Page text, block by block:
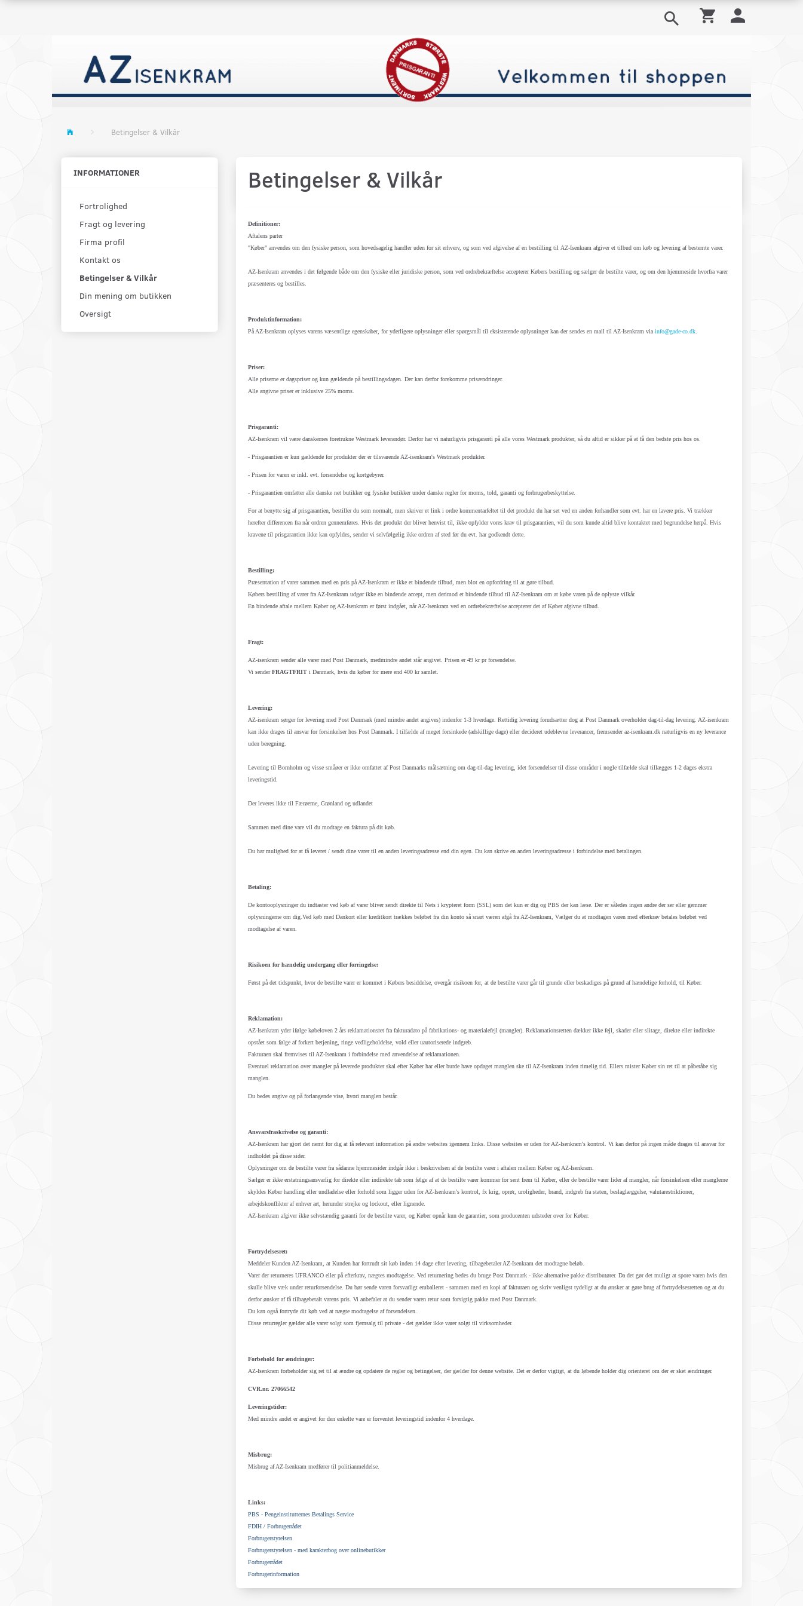
Betingelser & Vilkår
INFORMATIONER
Fortrolighed
Fragt og levering
Firma profil
Kontakt os
Betingelser & Vilkår
Din mening om butikken
Oversigt
Betingelser & Vilkår
Definitioner:
Aftalens parter
"Køber" anvendes om den fysiske person, som hovedsagelig handler uden for sit erhverv, og som ved afgivelse af en bestilling til AZ-Isenkram afgiver et tilbud om køb og levering af bestemte varer.
AZ-Isenkram anvendes i det følgende både om den fysiske eller juridiske person, som ved ordrebekræftelse accepterer Købers bestilling og sælger de bestilte varer, og om den hjemmeside hvorfra varer
præsenteres og bestilles.
Produktinformation:
På AZ-Isenkram oplyses varens væsentlige egenskaber, for yderligere oplysninger eller spørgsmål til eksisterende oplysninger kan der sendes en mail til AZ-Isenkram via info@gade-co.dk.
Priser:
Alle priserne er dagspriser og kun gældende på bestillingsdagen. Der kan derfor forekomme prisændringer.
Alle angivne priser er inklusive 25% moms.
Prisgaranti:
AZ-Isenkram vil være danskernes foretrukne Westmark leverandør. Derfor har vi naturligvis prisgaranti på alle vores Westmark produkter, så du altid er sikker på at få den bedste pris hos os.
- Prisgarantien er kun gældende for produkter der er tilsvarende AZ-isenkram's Westmark produkter.
- Prisen for varen er inkl. evt. forsendelse og kortgebyrer.
- Prisgarantien omfatter alle danske net butikker og fysiske butikker under danske regler for moms, told, garanti og forbrugerbeskyttelse.
For at benytte sig af prisgarantien, bestiller du som normalt, men skriver et link i ordre kommentarfeltet til det produkt du har set ved en anden forhandler som evt. har en lavere pris. Vi trækker
herefter differencen fra når ordren gennemføres. Hvis det produkt der bliver henvist til, ikke opfylder vores krav til prisgarantien, vil du som kunde altid blive kontaktet med begrundelse herpå. Hvis
kravene til prisgarantien ikke kan opfyldes, sender vi selvfølgelig ikke ordren af sted før du evt. har godkendt dette.
Bestilling:
Præsentation af varer sammen med en pris på AZ-Isenkram er ikke et bindende tilbud, men blot en opfordring til at gøre tilbud.
Købers bestilling af varer fra AZ-Isenkram udgør ikke en bindende accept, men derimod et bindende tilbud til AZ-Isenkram om at købe varen på de oplyste vilkår.
En bindende aftale mellem Køber og AZ-Isenkram er først indgået, når AZ-Isenkram ved en ordrebekræftelse accepterer det af Køber afgivne tilbud.
Fragt:
AZ-isenkram sender alle varer med Post Danmark, medmindre andet står angivet. Prisen er 49 kr pr forsendelse.
Vi senderFRAGTFRITi Danmark, hvis du køber for mere end 400 kr samlet.
Levering:
AZ-isenkram sørger for levering med Post Danmark (med mindre andet angives) indenfor 1-3 hverdage. Rettidig levering forudsætter dog at Post Danmark overholder dag-til-dag levering. AZ-isenkram
kan ikke drages til ansvar for forsinkelser hos Post Danmark. I tilfælde af meget forsinkede (adskillige dage) eller decideret udeblevne leverancer, fremsender az-isenkram.dk naturligvis en ny leverance
uden beregning.
Levering til Bornholm og visse småøer er ikke omfattet af Post Danmarks målsætning om dag-til-dag levering, idet forsendelser til disse områder i nogle tilfælde skal tillægges 1-2 dages ekstra
leveringstid.
Der leveres ikke til Færøerne, Grønland og udlandet
Sammen med dine vare vil du modtage en faktura på dit køb.
Du har mulighed for at få leveret / sendt dine varer til en anden leveringsadresse end din egen. Du kan skrive en anden leveringsadresse i forbindelse med betalingen.
Betaling:
De kontooplysninger du indtaster ved køb af varer bliver sendt direkte til Nets i krypteret form (SSL) som det kun er dig og PBS der kan læse. Der er således ingen andre der ser eller gemmer
oplysningerne om dig.Ved køb med Dankort eller kreditkort trækkes beløbet fra din konto så snart væren afgå fra AZ-Isenkram, Vælger du at modtagen varen med efterkrav betales beløbet ved
modtagelse af varen.
Risikoen for hændelig undergang eller forringelse:
Først på det tidspunkt, hvor de bestilte varer er kommet i Købers besiddelse, overgår risikoen for, at de bestilte varer går til grunde eller beskadiges på grund af hændelige forhold, til Køber.
Reklamation:
AZ-Isenkram yder ifølge købeloven 2 års reklamationsret fra fakturadato på fabrikations- og materialefejl (mangler). Reklamationsretten dækker ikke fejl, skader eller slitage, direkte eller indirekte
opstået som følge af forkert betjening, ringe vedligeholdelse, vold eller uautoriserede indgreb.
Fakturaen skal fremvises til AZ-Isenkram i forbindelse med anvendelse af reklamationen.
Eventuel reklamation over mangler på leverede produkter skal efter Køber har eller burde have opdaget manglen ske til AZ-Isenkram inden rimelig tid. Ellers mister Køber sin ret til at påberåbe sig
manglen.
Du bedes angive og på forlangende vise, hvori manglen består.
Ansvarsfraskrivelse og garanti:
AZ-Isenkram har gjort det nemt for dig at få relevant information på andre websites igennem links. Disse websites er uden for AZ-Isenkram's kontrol. Vi kan derfor på ingen måde drages til ansvar for
indholdet på disse sider.
Oplysninger om de bestilte varer fra sådanne hjemmesider indgår ikke i beskrivelsen af de bestilte varer i aftalen mellem Køber og AZ-Isenkram.
Sælger er ikke erstatningsansvarlig for direkte eller indirekte tab som følge af at de bestilte varer kommer for sent frem til Køber, eller de bestilte varer lider af mangler, når forsinkelsen eller manglerne
skyldes Køber handling eller undladelse eller forhold som ligger uden for AZ-Isenkram's kontrol, fx krig, oprør, uroligheder, brand, indgreb fra staten, beslaglæggelse, valutarestriktioner,
arbejdskonflikter af enhver art, herunder strejke og lockout, eller lignende.
AZ-Isenkram afgiver ikke selvstændig garanti for de bestilte varer, og Køber opnår kun de garantier, som producenten udsteder over for Køber.
Fortrydelsesret:
Meddeler Kunden AZ-Isenkram, at Kunden har fortrudt sit køb inden 14 dage efter levering, tilbagebetaler AZ-Isenkram det modtagne beløb.
Varer der returneres UFRANCO eller på efterkrav, nægtes modtagelse. Ved returnering bedes du bruge Post Danmark - ikke alternative pakke distributører. Da det gør det muligt at spore varen hvis den
skulle blive væk under returforsendelse. Du bør sende varen forsvarligt emballeret - sammen med en kopi af fakturaen og skriv venligst tydeligt at du ønsker at gøre brug af fortrydelsesretten og at du
derfor ønsker af få tilbagebetalt varens pris. Vi anbefaler at du sender varen retur som forsigtig pakke med Post Danmark.
Du kan også fortryde dit køb ved at nægte modtagelse af forsendelsen.
Disse returregler gælder alle varer solgt som fjernsalg til private - det gælder ikke varer solgt til virksomheder.
Forbehold for ændringer:
AZ-Isenkram forbeholder sig ret til at ændre og opdatere de regler og betingelser, der gælder for denne website. Det er derfor vigtigt, at du løbende holder dig orienteret om der er sket ændringer.
CVR.nr. 27066542
Leveringstider:
Med mindre andet er angivet for den enkelte vare er forventet leveringstid indenfor 4 hverdage.
Misbrug:
Misbrug af AZ-Isenkram medfører til politianmeldelse.
Links:
PBS - Pengeinstitutternes Betalings Service
FDIH / Forbrugerrådet
Forbrugerstyrelsen
Forbrugerstyrelsen - med karakterbog over onlinebutikker
Forbrugerrådet
Forbrugerinformation